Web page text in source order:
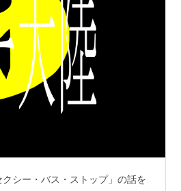
シー・バス・ストップ」の話を